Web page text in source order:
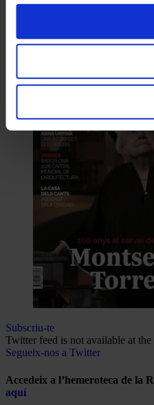
Subscriu-te
Twitter feed is not available at the
Segueix-nos a Twitter
Accedeix a l’hemeroteca de la
aquí